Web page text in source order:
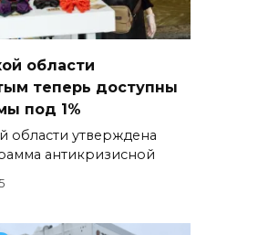
области
теперь доступны
под 1%
области утверждена
антикризисной